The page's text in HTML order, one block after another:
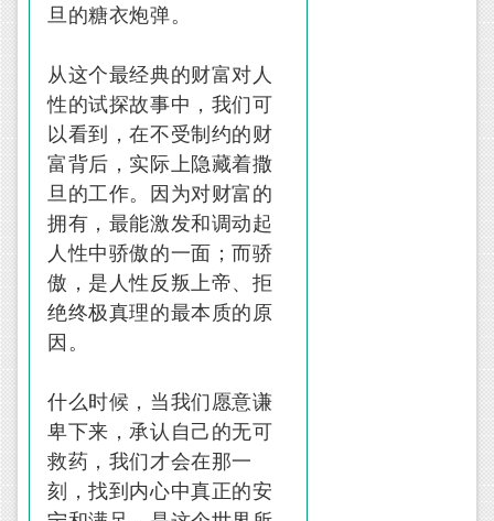
旦的糖衣炮弹。
从这个最经典的财富对人
性的试探故事中，我们可
以看到，在不受制约的财
富背后，实际上隐藏着撒
旦的工作。因为对财富的
拥有，最能激发和调动起
人性中骄傲的一面；而骄
傲，是人性反叛上帝、拒
绝终极真理的最本质的原
因。
什么时候，当我们愿意谦
卑下来，承认自己的无可
救药，我们才会在那一
刻，找到内心中真正的安